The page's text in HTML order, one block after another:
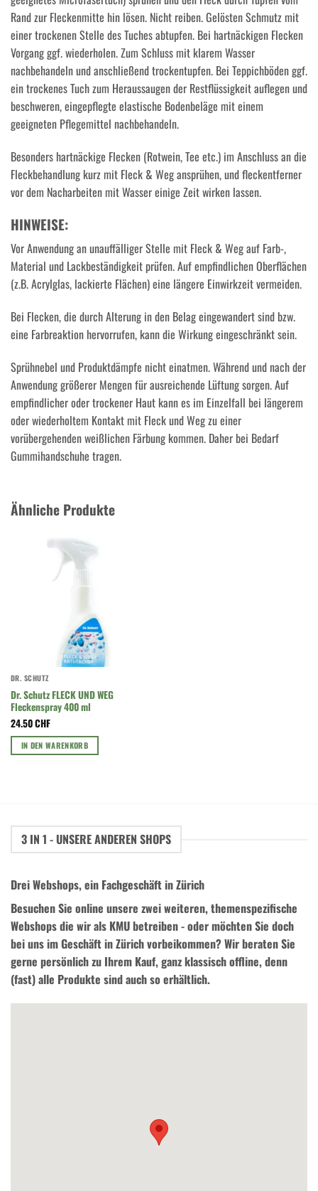
Rand zur Fleckenmitte hin lösen. Nicht reiben. Gelösten Schmutz mit
einer trockenen Stelle des Tuches abtupfen. Bei hartnäckigen Flecken
Vorgang ggf. wiederholen. Zum Schluss mit klarem Wasser
nachbehandeln und anschließend trockentupfen. Bei Teppichböden ggf.
ein trockenes Tuch zum Heraussaugen der Restflüssigkeit auflegen und
beschweren, eingepflegte elastische Bodenbeläge mit einem
geeigneten Pflegemittel nachbehandeln.
Besonders hartnäckige Flecken (Rotwein, Tee etc.) im Anschluss an die
Fleckbehandlung kurz mit Fleck & Weg ansprühen, und fleckentferner
vor dem Nacharbeiten mit Wasser einige Zeit wirken lassen.
HINWEISE:
Vor Anwendung an unauffälliger Stelle mit Fleck & Weg auf Farb-,
Material und Lackbeständigkeit prüfen. Auf empfindlichen Oberflächen
(z.B. Acrylglas, lackierte Flächen) eine längere Einwirkzeit vermeiden.
Bei Flecken, die durch Alterung in den Belag eingewandert sind bzw.
eine Farbreaktion hervorrufen, kann die Wirkung eingeschränkt sein.
Sprühnebel und Produktdämpfe nicht einatmen. Während und nach der
Anwendung größerer Mengen für ausreichende Lüftung sorgen. Auf
empfindlicher oder trockener Haut kann es im Einzelfall bei längerem
oder wiederholtem Kontakt mit Fleck und Weg zu einer
vorübergehenden weißlichen Färbung kommen. Daher bei Bedarf
Gummihandschuhe tragen.
Ähnliche Produkte
DR. SCHUTZ
Dr. Schutz FLECK UND WEG
Fleckenspray 400 ml
24.50CHF
IN DEN WARENKORB
3 IN 1 - UNSERE ANDEREN SHOPS
Drei Webshops, ein Fachgeschäft in Zürich
Besuchen Sie online unsere zwei weiteren, themenspezifische
Webshops die wir als KMU betreiben - oder möchten Sie doch
bei uns im Geschäft in Zürich vorbeikommen? Wir beraten Sie
gerne persönlich zu Ihrem Kauf, ganz klassisch offline, denn
(fast) alle Produkte sind auch so erhältlich.